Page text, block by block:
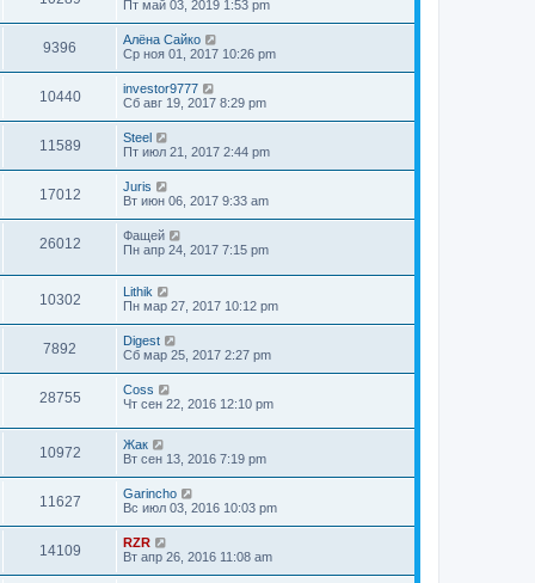
Пт май 03, 2019 1:53 pm
9396
Алёна Сайко
Ср ноя 01, 2017 10:26 pm
10440
investor9777
Сб авг 19, 2017 8:29 pm
11589
Steel
Пт июл 21, 2017 2:44 pm
17012
Juris
Вт июн 06, 2017 9:33 am
26012
Фащей
Пн апр 24, 2017 7:15 pm
10302
Lithik
Пн мар 27, 2017 10:12 pm
7892
Digest
Сб мар 25, 2017 2:27 pm
28755
Coss
Чт сен 22, 2016 12:10 pm
10972
Жак
Вт сен 13, 2016 7:19 pm
11627
Garincho
Вс июл 03, 2016 10:03 pm
14109
RZR
Вт апр 26, 2016 11:08 am